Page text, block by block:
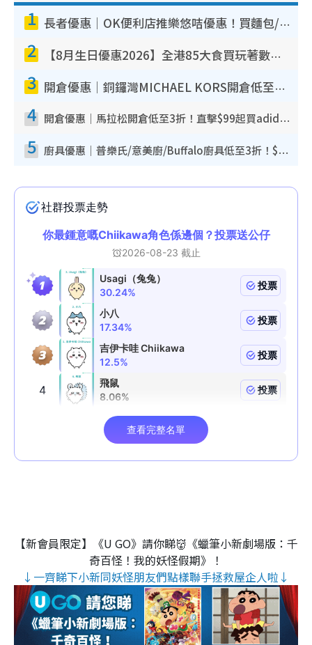
1 長者優惠｜OK便利店推樂悠咭優惠！買麵包/牛奶/保健品拍卡即減
2 【8月生日優惠2026】全港85大食買玩著數攻略 自助餐/火鍋放題同行免費＋誠品/DONKI送現金券
3 開倉優惠｜銅鑼灣MICHAEL KORS開倉低至17折！直擊$500起買手袋/銀包/鞋款 必買經典Jet Set系列
4 開倉優惠｜馬拉松開倉低至3折！直擊$99起買adidas／New Balance／Puma鞋款 STANLEY保溫杯劈價至$119起
5 廚具優惠｜普樂氏/意美廚/Buffalo廚具低至3折！$89起買煎鍋／炒鑊／個人鍋 同場小家電激減至$99起
【新會員限定】《U GO》請你睇👹《蠟筆小新劇場版：千
奇百怪！我的妖怪假期》！
↓一齊睇下小新同妖怪朋友們點樣聯手拯救屋企人啦↓